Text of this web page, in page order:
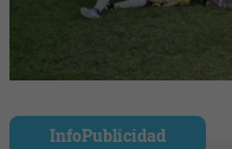
InfoPublicidad